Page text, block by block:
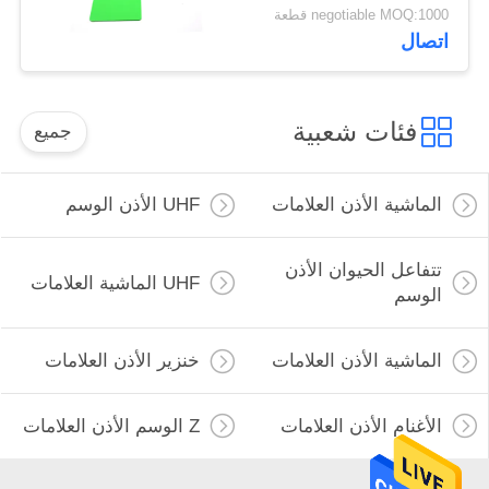
الحليبية الإبل والخيول
negotiable MOQ:1000 قطعة
اتصال
فئات شعبية جميع
الماشية الأذن العلامات UHF الأذن الوسم
تتفاعل الحيوان الأذن
الوسم
UHF الماشية العلامات
الماشية الأذن العلامات خنزير الأذن العلامات
الأغنام الأذن العلامات Z الوسم الأذن العلامات